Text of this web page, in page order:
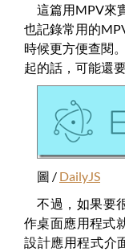
這篇用MPV來
也記錄常用的
時候更方便查閱
起的話，可能還
圖 / DailyJS
不過，如果要
作桌面應用程式
設計應用程式介